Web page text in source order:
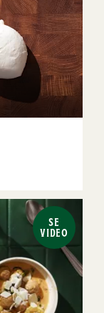
SE
VIDEO